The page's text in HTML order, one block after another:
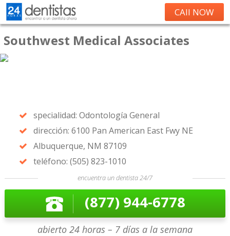
CAll NOW
Southwest Medical Associates
specialidad: Odontología General
dirección: 6100 Pan American East Fwy NE
Albuquerque, NM 87109
teléfono: (505) 823-1010
encuentra un dentista 24/7
(877) 944-6778
abierto 24 horas – 7 días a la semana